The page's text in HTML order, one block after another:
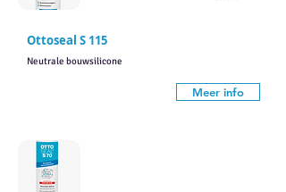
Ottoseal S 115
Neutrale bouwsilicone
Meer info